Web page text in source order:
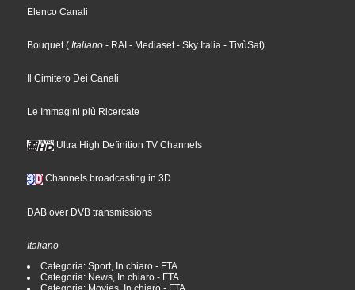
Elenco Canali
Bouquet( Italiano - RAI - Mediaset- Sky Italia - TivùSat)
Il Cimitero Dei Canali
Le Immagini più Ricercate
Ultra High Definition TV Channels
Channels broadcasting in 3D
DAB over DVB transmissions
Italiano
Categoria: Sport, In chiaro - FTA
Categoria: News, In chiaro - FTA